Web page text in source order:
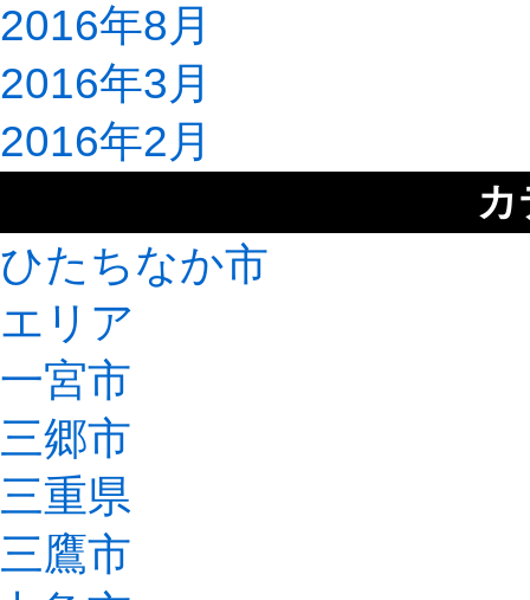
2016年8月
2016年3月
2016年2月
ひたちなか市
エリア
一宮市
三郷市
三重県
三鷹市